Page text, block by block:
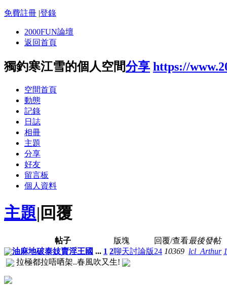
免費註冊 |登錄
2000FUN論壇
返回首頁
獨釣寒江雪的個人空間分享 https://
空間首頁
動態
記錄
日誌
相冊
主題
分享
好友
留言板
個人資料
主題| 回覆
帖子 版塊 回覆/查看最後發帖
油麻地破泰妓賣淫王國 ... 1 2聊天討論版24 10369 lcl_Arthur
拉極都拉唔哂架..春風吹又生!